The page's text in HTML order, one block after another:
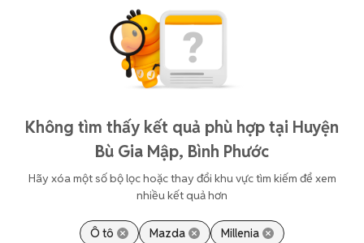
Không tìm thấy kết quả phù hợp tại Huyện
Bù Gia Mập, Bình Phước
Hãy xóa một số bộ lọc hoặc thay đổi khu vực tìm kiếm để xem
nhiều kết quả hơn
Ô tô Mazda Millenia